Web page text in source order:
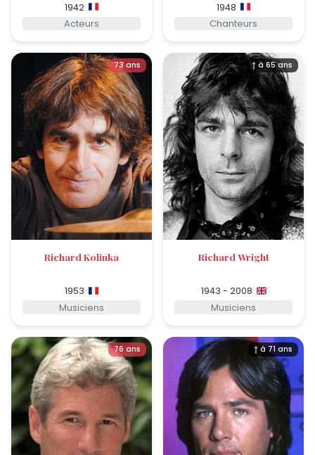
1942
Acteurs
1948
Chanteurs
73 ans
Richard Kolinka
1953
Musiciens
† à 65 ans
Richard Wright
1943 - 2008
Musiciens
76 ans † à 71 ans